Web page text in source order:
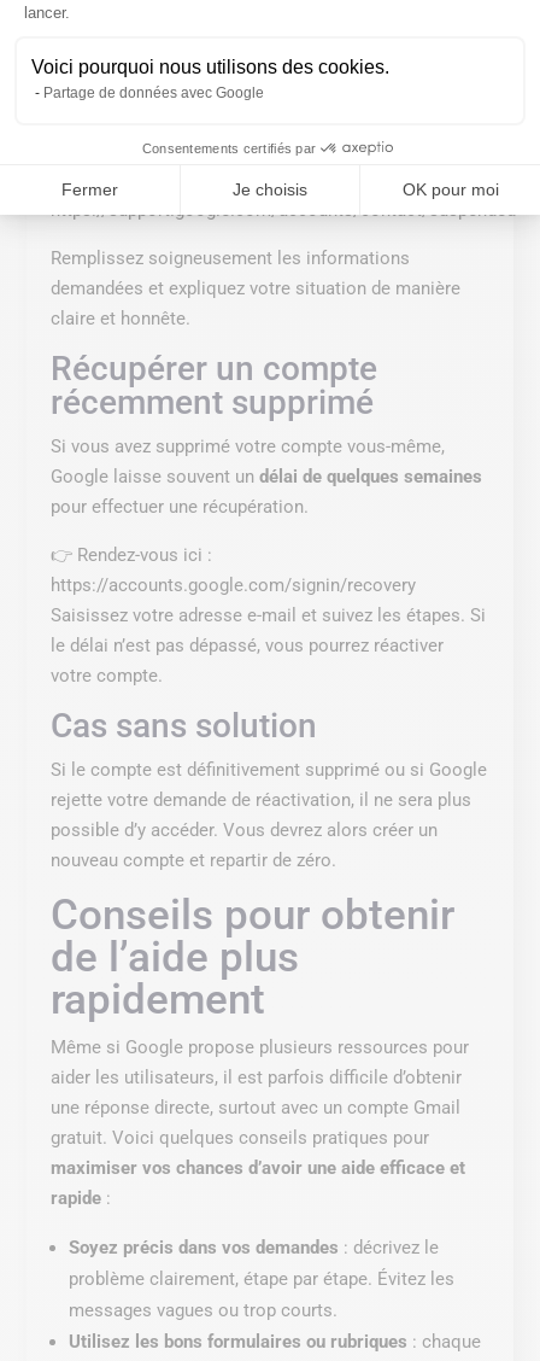
lancer.
Voici pourquoi nous utilisons des cookies.
Partage de données avec Google
Consentements certifiés par
Fermer Je choisis OK pour moi
préventive pour éviter les abus.
Faire une demande de
réactivation
Si votre compte a été suspendu, vous pouvez tenter
une réclamation via le formulaire officiel : 👉
https://support.google.com/accounts/contact/suspended
Remplissez soigneusement les informations
demandées et expliquez votre situation de manière
claire et honnête.
Récupérer un compte
récemment supprimé
Si vous avez supprimé votre compte vous-même,
Google laisse souvent undélai de quelques semaines
pour effectuer une récupération.
👉 Rendez-vous ici :
https://accounts.google.com/signin/recovery
Saisissez votre adresse e-mail et suivez les étapes. Si
le délai n’est pas dépassé, vous pourrez réactiver
votre compte.
Cas sans solution
Si le compte est définitivement supprimé ou si Google
rejette votre demande de réactivation, il ne sera plus
possible d’y accéder. Vous devrez alors créer un
nouveau compte et repartir de zéro.
Conseils pour obtenir
de l’aide plus
rapidement
Même si Google propose plusieurs ressources pour
aider les utilisateurs, il est parfois difficile d’obtenir
une réponse directe, surtout avec un compte Gmail
gratuit. Voici quelques conseils pratiques pour
maximiser vos chances d’avoir une aide efficace et
rapide :
Soyez précis dans vos demandes : décrivez le
problème clairement, étape par étape. Évitez les
messages vagues ou trop courts.
Utilisez les bons formulaires ou rubriques : chaque